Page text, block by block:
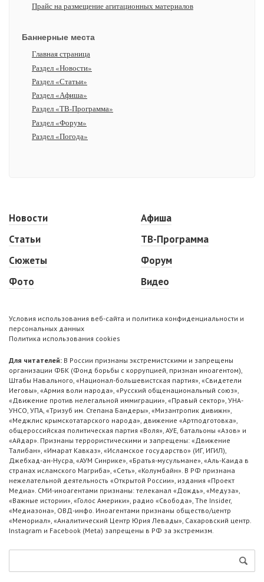
Прайс на размещение агитационных материалов
Баннерные места
Главная страница
Раздел «Новости»
Раздел «Статьи»
Раздел «Афиша»
Раздел «ТВ-Программа»
Раздел «Форум»
Раздел «Погода»
Новости
Статьи
Сюжеты
Фото
Афиша
ТВ-Программа
Форум
Видео
Условия использования веб-сайта и политика конфиденциальности и
персональных данных
Политика использования cookies
Для читателей: В России признаны экстремистскими и запрещены
организации ФБК (Фонд борьбы с коррупцией, признан иноагентом),
Штабы Навального, «Национал-большевистская партия», «Свидетели
Иеговы», «Армия воли народа», «Русский общенациональный союз»,
«Движение против нелегальной иммиграции», «Правый сектор», УНА-
УНСО, УПА, «Тризуб им. Степана Бандеры», «Мизантропик дивижн»,
«Меджлис крымскотатарского народа», движение «Артподготовка»,
общероссийская политическая партия «Воля», АУЕ, батальоны «Азов» и
«Айдар». Признаны террористическими и запрещены: «Движение
Талибан», «Имарат Кавказ», «Исламское государство» (ИГ, ИГИЛ),
Джебхад-ан-Нусра, «АУМ Синрике», «Братья-мусульмане», «Аль-Каида в
странах исламского Магриба», «Сеть», «Колумбайн». В РФ признана
нежелательной деятельность «Открытой России», издания «Проект
Медиа». СМИ-иноагентами признаны: телеканал «Дождь», «Медуза»,
«Важные истории», «Голос Америки», радио «Свобода», The Insider,
«Медиазона», ОВД-инфо. Иноагентами признаны общество/центр
«Мемориал», «Аналитический Центр Юрия Левады», Сахаровский центр.
Instagram и Facebook (Metа) запрещены в РФ за экстремизм.